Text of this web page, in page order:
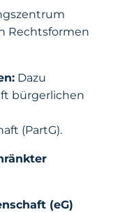
Rechtsformen
Dazu
bürgerlichen
(PartG).
(eG)